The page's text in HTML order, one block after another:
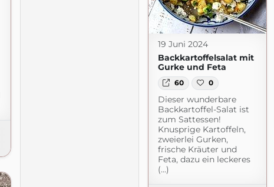
19 Juni 2024
Backkartoffelsalat mit
Gurke und Feta
60 0
Dieser wunderbare
Backkartoffel-Salat ist
zum Sattessen!
Knusprige Kartoffeln,
zweierlei Gurken,
frische Kräuter und
Feta, dazu ein leckeres
(...)